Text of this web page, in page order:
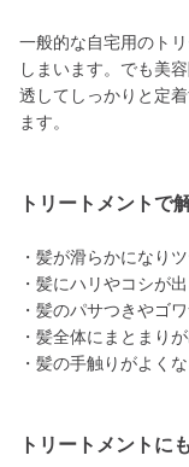
一般的な自宅用のト
しまいます。でも美
透してしっかりと定
ます。
トリートメントで
・髪が滑らかになり
・髪にハリやコシが
・髪のパサつきやゴ
・髪全体にまとまり
・髪の手触りがよく
トリートメントに